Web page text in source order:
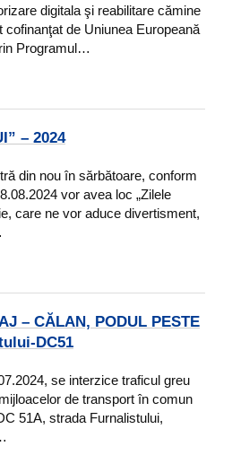
digitala şi reabilitare cămine
de Uniunea Europeană
Programul…
– 2024
din nou în sărbătoare, conform
vor avea loc „Zilele
care ne vor aduce divertisment,
– CĂLAN, PODUL PESTE
DC51
se interzice traficul greu
de transport în comun
51A, strada Furnalistului,